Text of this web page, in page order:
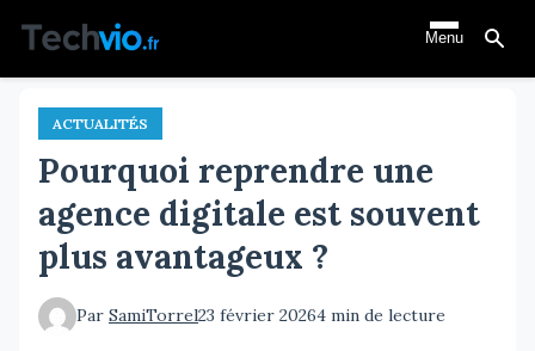
contenu
principal
Menu
ACTUALITÉS
Pourquoi reprendre une
agence digitale est souvent
plus avantageux ?
Par SamiTorrel23 février 20264 min de lecture